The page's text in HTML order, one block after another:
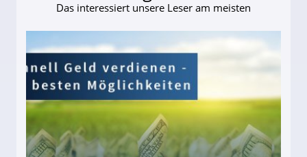
Das interessiert unsere Leser am meisten